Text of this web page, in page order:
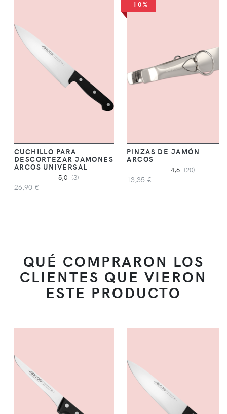
CUCHILLO PARA
DESCORTEZAR JAMONES
ARCOS UNIVERSAL
5,0 (3)
26,90 €
-10%
PINZAS DE JAMÓN
ARCOS
4,6 (20)
13,35 €
QUÉ COMPRARON LOS
CLIENTES QUE VIERON
ESTE PRODUCTO